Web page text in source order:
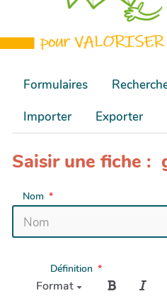
Formulaires
Importer
Exporter
Saisir une fiche :
Nom
Définition
Format